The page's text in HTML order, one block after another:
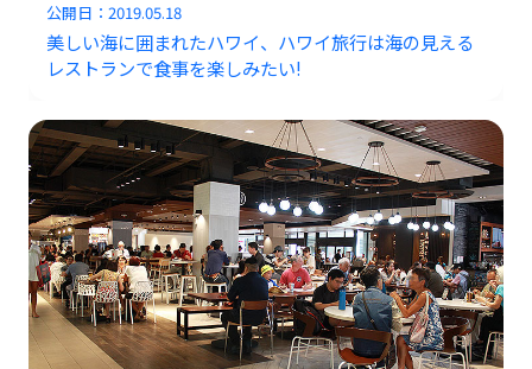
公開日：2019.05.18
美しい海に囲まれたハワイ、ハワイ旅行は海の見える
レストランで食事を楽しみたい!